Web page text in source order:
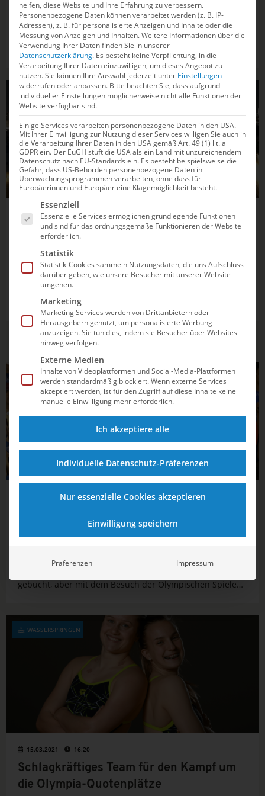
Knapp vier Monate vor der geplanten
Eröffnungszeremonie der Olympischen Spiele in Tokio
(23. Juli – 08. August) ist am Donnerstag der Olympische
Fackellauf gestartet. In den kommenden 121 Tagen soll
das olympische Feuer durch alle 47 Präfekturen Japans
getragen werden,...
ALLGEMEIN
24.03.2021 15:27
Sommerspiele in Tokio diesmal ohne
Deutsches Haus
Ein Herzstück des deutschen Auftritts bei Olympischen
und Paralympischen Spielen wird dieses Mal fehlen. Bei
den Sommerspielen in Tokio wird es kein Deutsches Haus
geben, das sonst immer der traditionelle Treffpunkt für
Vertreter*innen des Sports, der Wirtschaft, Medien,
Gesellschaft und...
ALLGEMEIN
20:09
Volunteers aus dem Ausland
Die Eltern von Doppel-Weltmeister Florian Wellbrock
hatten ihre Eintrittskarten und das Hotel in Tokio schon
gebucht, aber mit dem Besuch der Olympischen Spiele
WASSERSPRINGEN
15.03.2021 16:20
Schlagkräftiges Team für den Kampf um
die Olympia-Quotenplätze
helfen, diese Website und Ihre Erfahrung zu verbessern.
Personenbezogene Daten können verarbeitet werden (z. B. IP-
Adressen), z. B. für personalisierte Anzeigen und Inhalte oder die
Messung von Anzeigen und Inhalten.Weitere Informationen über die
Verwendung Ihrer Daten finden Sie in unserer
Datenschutzerklärung. Es besteht keine Verpflichtung, in die
Verarbeitung Ihrer Daten einzuwilligen, um dieses Angebot zu
nutzen.Sie können Ihre Auswahl jederzeit unter Einstellungen
widerrufen oder anpassen. Bitte beachten Sie, dass aufgrund
individueller Einstellungen möglicherweise nicht alle Funktionen der
Website verfügbar sind.
Einige Services verarbeiten personenbezogene Daten in den USA.
Mit Ihrer Einwilligung zur Nutzung dieser Services willigen Sie auch in
die Verarbeitung Ihrer Daten in den USA gemäß Art. 49 (1) lit. a
GDPR ein. Der EuGH stuft die USA als ein Land mit unzureichendem
Datenschutz nach EU-Standards ein. Es besteht beispielsweise die
Gefahr, dass US-Behörden personenbezogene Daten in
Überwachungsprogrammen verarbeiten, ohne dass für
Europäerinnen und Europäer eine Klagemöglichkeit besteht.
Es folgt eine Liste der Service-Gruppen, für die
Essenziell
Essenzielle Services ermöglichen grundlegende Funktionen
und sind für das ordnungsgemäße Funktionieren der Website
erforderlich.
Statistik
Statistik-Cookies sammeln Nutzungsdaten, die uns Aufschluss
darüber geben, wie unsere Besucher mit unserer Website
umgehen.
Marketing
Marketing Services werden von Drittanbietern oder
Herausgebern genutzt, um personalisierte Werbung
anzuzeigen. Sie tun dies, indem sie Besucher über Websites
hinweg verfolgen.
Externe Medien
Inhalte von Videoplattformen und Social-Media-Plattformen
werden standardmäßig blockiert. Wenn externe Services
akzeptiert werden, ist für den Zugriff auf diese Inhalte keine
manuelle Einwilligung mehr erforderlich.
Ich akzeptiere alle
Individuelle Datenschutz-Präferenzen
Nur essenzielle Cookies akzeptieren
Einwilligung speichern
Präferenzen Impressum